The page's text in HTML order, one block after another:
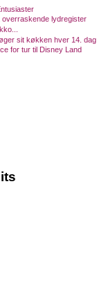
overraskende lydregister
sit køkken hver 14. dag
for tur til Disney Land